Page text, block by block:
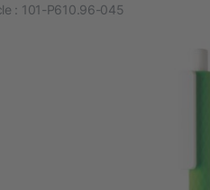
: 101-P610.96-045